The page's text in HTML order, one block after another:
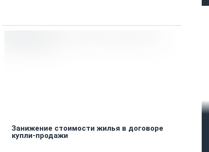
Занижение стоимости жилья в договоре
купли-продажи